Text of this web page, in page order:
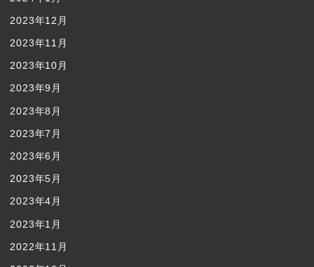
2023年12月
2023年11月
2023年10月
2023年9月
2023年8月
2023年7月
2023年6月
2023年5月
2023年4月
2023年1月
2022年11月